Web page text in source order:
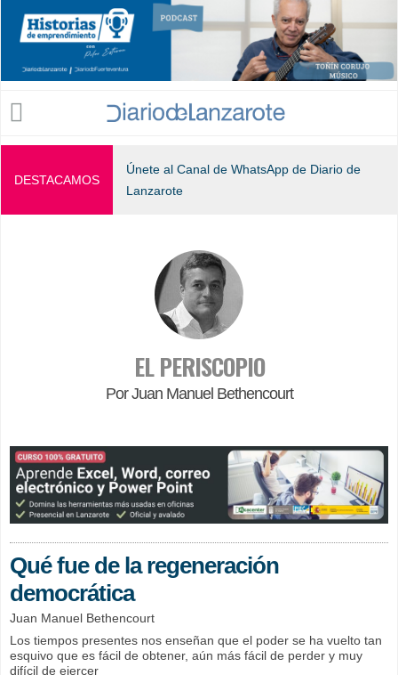
Jump to navigation
DESTACAMOS
Únete al Canal de WhatsApp de Diario de
Lanzarote
EL PERISCOPIO
Por Juan Manuel Bethencourt
Qué fue de la regeneración
democrática
Juan Manuel Bethencourt
Los tiempos presentes nos enseñan que el poder se ha vuelto tan
esquivo que es fácil de obtener, aún más fácil de perder y muy
difícil de ejercer